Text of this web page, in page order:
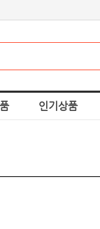
인기상품